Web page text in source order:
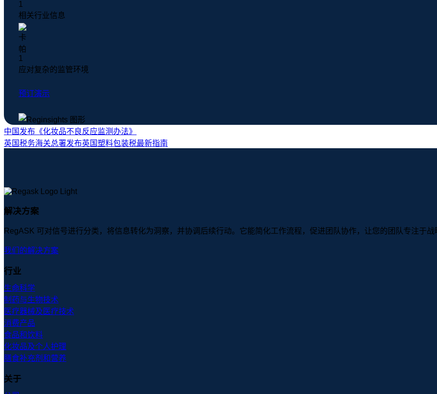
相关行业信息
应对复杂的监管环境
预订演示
中国发布《化妆品不良反应监测办法》
英国税务海关总署发布英国塑料包装税最新指南
解决方案
RegASK 可对信号进行分类，将信息转化为洞察，并协调后续行动。它能简化工作流程，促进团队协作，让您的团队专注于战
我们的解决方案
行业
生命科学
制药与生物技术
医疗器械及医疗技术
消费产品
食品和饮料
化妆品及个人护理
膳食补充剂和营养
关于